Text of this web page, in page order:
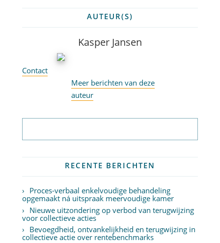
AUTEUR(S)
Kasper Jansen
Contact
Meer berichten van deze
auteur
RECENTE BERICHTEN
Proces-verbaal enkelvoudige behandeling
opgemaakt ná uitspraak meervoudige kamer
Nieuwe uitzondering op verbod van terugwijzing
voor collectieve acties
Bevoegdheid, ontvankelijkheid en terugwijzing in
collectieve actie over rentebenchmarks